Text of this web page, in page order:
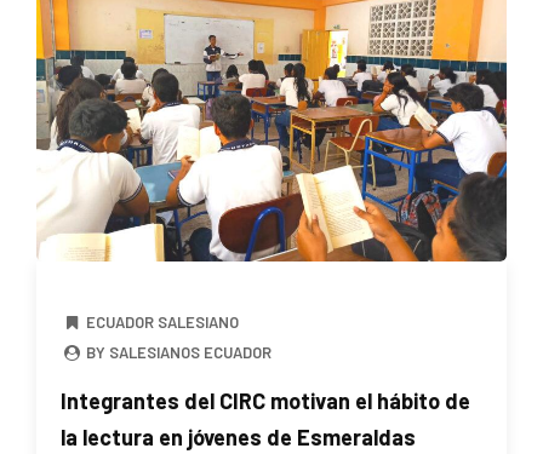
ECUADOR SALESIANO
BY SALESIANOS ECUADOR
Integrantes del CIRC motivan el hábito de
la lectura en jóvenes de Esmeraldas